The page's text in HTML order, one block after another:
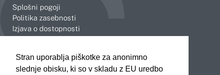
Stran uporablja piškotke za anonimno
slednje obisku, ki so v skladu z EU uredbo
Splošni pogoji
Politika zasebnosti
Izjava o dostopnosti
Celje
Koper
Novo mesto
Slovenj Gradec